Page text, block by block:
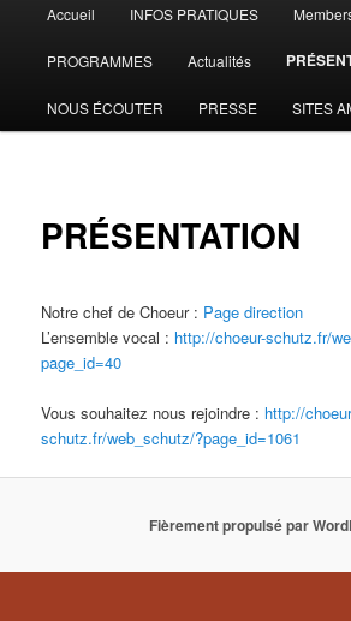
principal
Accueil INFOS PRATIQUES
PROGRAMMES Actualités
NOUS ÉCOUTER PRESSE SITES
PRÉSENTATION
Notre chef de Choeur : Page direction
L’ensemble vocal : http://choeur-schutz.fr/
page_id=40
Vous souhaitez nous rejoindre : http://
schutz.fr/web_schutz/?page_id=1061
Fièrement propulsé par